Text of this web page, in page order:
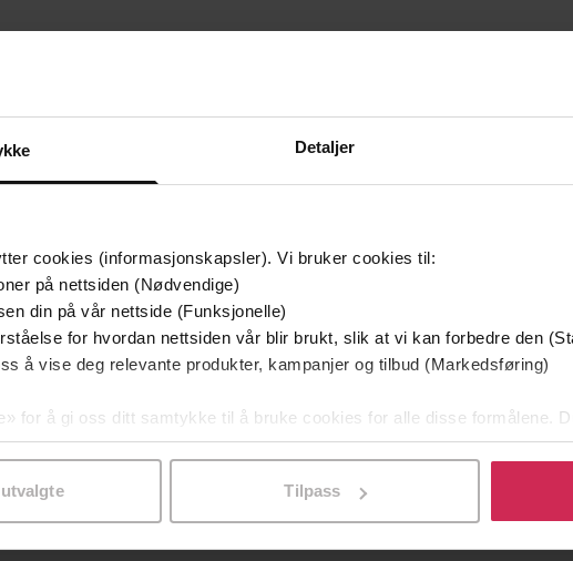
Detaljer
cookies (informasjonskapsler). Vi bruker cookies til:
på nettsiden (Nødvendige)
din på vår nettside (Funksjonelle)
for hvordan nettsiden vår blir brukt, slik at vi kan forbedre den
å vise deg relevante produkter, kampanjer og tilbud (Markedsføring)
for å gi oss ditt samtykke til å bruke cookies for alle disse formålene.
formål ved å klikke på «Tilpass». Du kan når som helst trekke
Tilpass
Boka bak TV-serien
249,-
Malin Persson Giolito
229,-
Joy Fielding